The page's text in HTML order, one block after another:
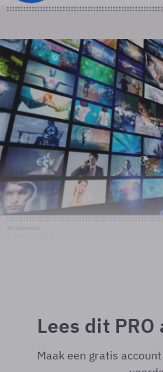
Lees dit
Maak een gratis